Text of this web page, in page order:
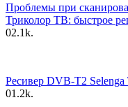
Проблемы при
Триколор ТВ: быстрое
02.1k.
Ресивер DVB-T2
01.2k.